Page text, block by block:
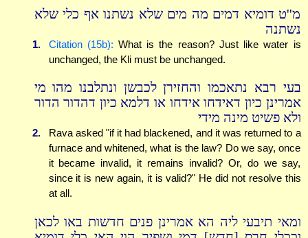
מ''ט דומיא דמים מה מים שלא נשתנו אף כלי שלא
נשתנה
1. Citation (15b): What is the reason? Just like water is
unchanged, the Kli must be unchanged.
בעי רבא נתאכמו והחזירן לכבשן ונתלבנו מהו מי
אמרינן כיון דאידחו אידחו או דלמא כיון דהדור הדור
ולא פשיט מינה מידי
2.
Rava asked "if it had blackened, and it was returned to a
furnace and whitened, what is the law? Do we say, once
it became invalid, it remains invalid? Or, do we say,
since it is new again, it is valid?" He did not resolve this
at all.
ומאי תיבעי ליה הא אמרינן פנים חדשות באו לכאן